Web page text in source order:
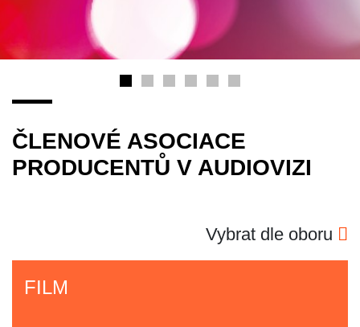
ČLENOVÉ ASOCIACE
PRODUCENTŮ V AUDIOVIZI
Vybrat dle oboru
FILM